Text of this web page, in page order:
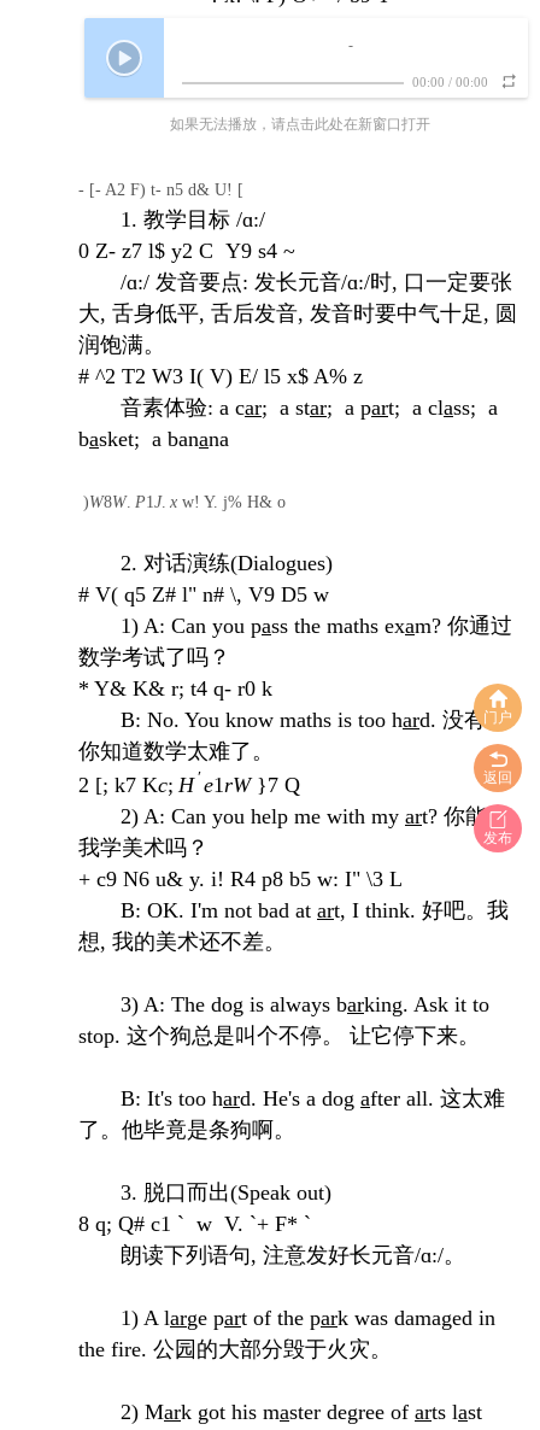
门户
返回
发布
-
00:00 / 00:00
如果无法播放，请点击此处在新窗口打开
- [- A2 F) t- n5 d& U! [
1. 教学目标 /ɑ:/
0 Z- z7 l$ y2 C Y9 s4 ~
/ɑ:/ 发音要点: 发长元音/ɑ:/时, 口一定要张
大, 舌身低平, 舌后发音, 发音时要中气十足, 圆
润饱满。
# ^2 T2 W3 I( V) E/ l5 x$ A% z
音素体验: a car; a star; a part; a class; a
basket; a banana
)W8W. P1J. x w! Y. j% H& o
2. 对话演练(Dialogues)
# V( q5 Z# l" n# \, V9 D5 w
1) A: Can you pass the maths exam? 你通过
数学考试了吗？
* Y& K& r; t4 q- r0 k
B: No. You know maths is too hard. 没有。
你知道数学太难了。
2 [; k7 Kc; H′e1rW}7 Q
2) A: Can you help me with my art? 你能帮
我学美术吗？
+ c9 N6 u& y. i! R4 p8 b5 w: I" \3 L
B: OK. I'm not bad at art, I think. 好吧。我
想, 我的美术还不差。
3) A: The dog is always barking. Ask it to
stop. 这个狗总是叫个不停。 让它停下来。
B: It's too hard. He's a dog after all. 这太难
了。他毕竟是条狗啊。
3. 脱口而出(Speak out)
8 q; Q# c1 ` w V. `+ F* `
朗读下列语句, 注意发好长元音/ɑ:/。
1) A large part of the park was damaged in
the fire. 公园的大部分毁于火灾。
2) Mark got his master degree of arts last